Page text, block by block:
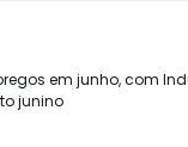
em junho, com
junino